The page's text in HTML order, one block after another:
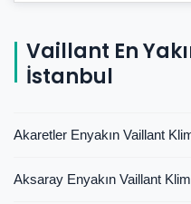
Vaillant En
İstanbul
Akaretler Enyakın Vaillant
Aksaray Enyakın Vaillant